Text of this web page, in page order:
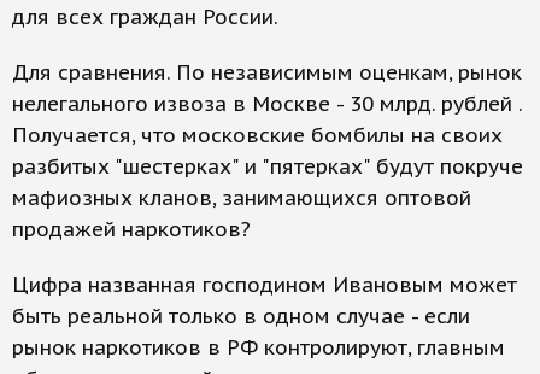
для всех граждан России.
Для сравнения. По независимым оценкам, рынок
нелегального извоза в Москве - 30 млрд. рублей .
Получается, что московские бомбилы на своих
разбитых "шестерках" и "пятерках" будут покруче
мафиозных кланов, занимающихся оптовой
продажей наркотиков?
Цифра названная господином Ивановым может
быть реальной только в одном случае - если
рынок наркотиков в РФ контролируют, главным